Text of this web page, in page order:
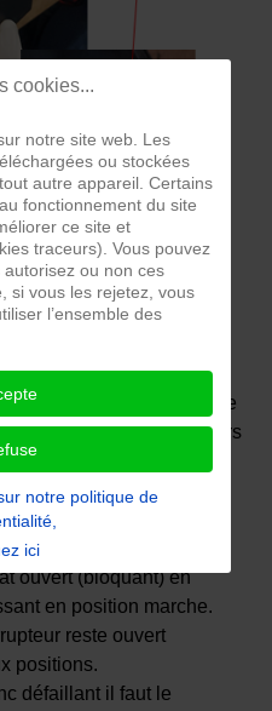
Lp sur le secteur et que
Sw de la postion arrêt vers
Lp ne s'allume pas.
au multimètre un test
B1 et B2 de
que l’interrupteur
ouvert (bloquant) en
en position marche.
reste ouvert
positions.
défaillant il faut le
cookies...
notre site web. Les
ou stockées
autre appareil. Certains
fonctionnement du site
ce site et
traceurs). Vous pouvez
ou non ces
si vous les rejetez, vous
l’ensemble des
notre politique de
ici